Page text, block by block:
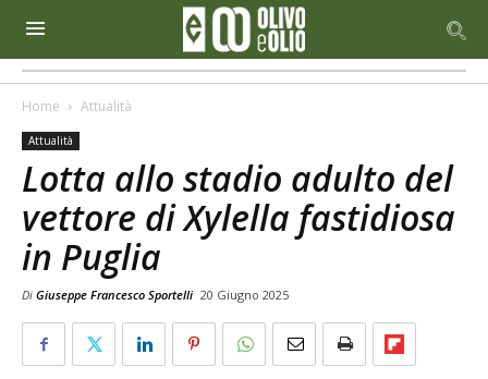
Home Attualità
Attualità
Lotta allo stadio adulto del
vettore di Xylella fastidiosa
in Puglia
Di Giuseppe Francesco Sportelli 20 Giugno 2025